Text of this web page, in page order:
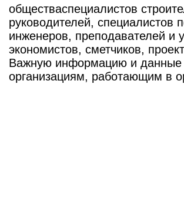
обществаспециалистов
руководителей, специалистов
инженеров, преподавателей и
экономистов, сметчиков,
Важную информацию и данные
организациям, работающим в